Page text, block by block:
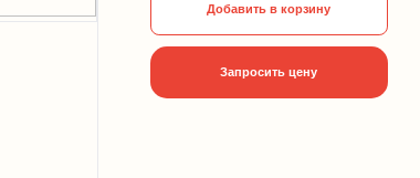
Добавить в корзину
Запросить цену